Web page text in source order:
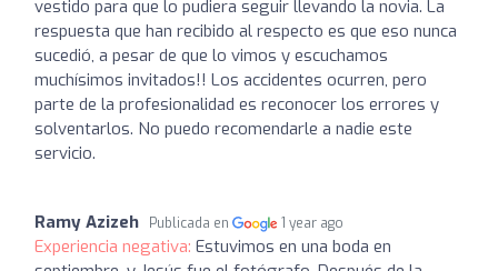
vestido para que lo pudiera seguir llevando la novia. La
respuesta que han recibido al respecto es que eso nunca
sucedió, a pesar de que lo vimos y escuchamos
muchísimos invitados!! Los accidentes ocurren, pero
parte de la profesionalidad es reconocer los errores y
solventarlos. No puedo recomendarle a nadie este
servicio.
Ramy Azizeh Publicada en 1 year ago
Experiencia negativa: Estuvimos en una boda en